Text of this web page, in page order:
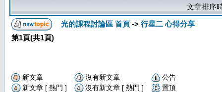
文章排序
光的課程討論區 首頁 -> 行星二 心得分享
第1頁(共1頁)
新文章 沒有新文章
公告
新文章 [ 熱門 ]
沒有新文章 [ 熱門 ]
置頂